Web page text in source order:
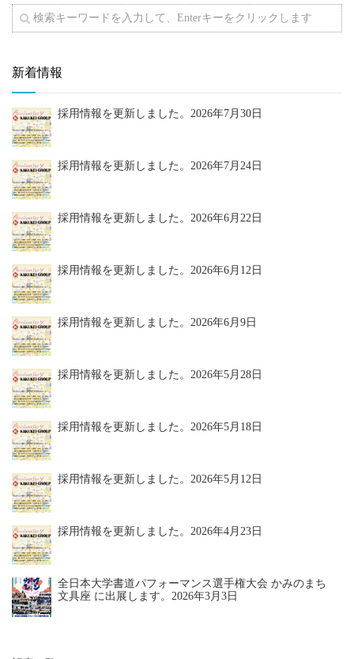
新着情報
採用情報を更新しました。 2026年7月30日
採用情報を更新しました。 2026年7月24日
採用情報を更新しました。 2026年6月22日
採用情報を更新しました。 2026年6月12日
採用情報を更新しました。 2026年6月9日
採用情報を更新しました。 2026年5月28日
採用情報を更新しました。 2026年5月18日
採用情報を更新しました。 2026年5月12日
採用情報を更新しました。 2026年4月23日
全日本大学書道パフォーマンス選手権大会 かみのまち
文具座 に出展します。 2026年3月3日